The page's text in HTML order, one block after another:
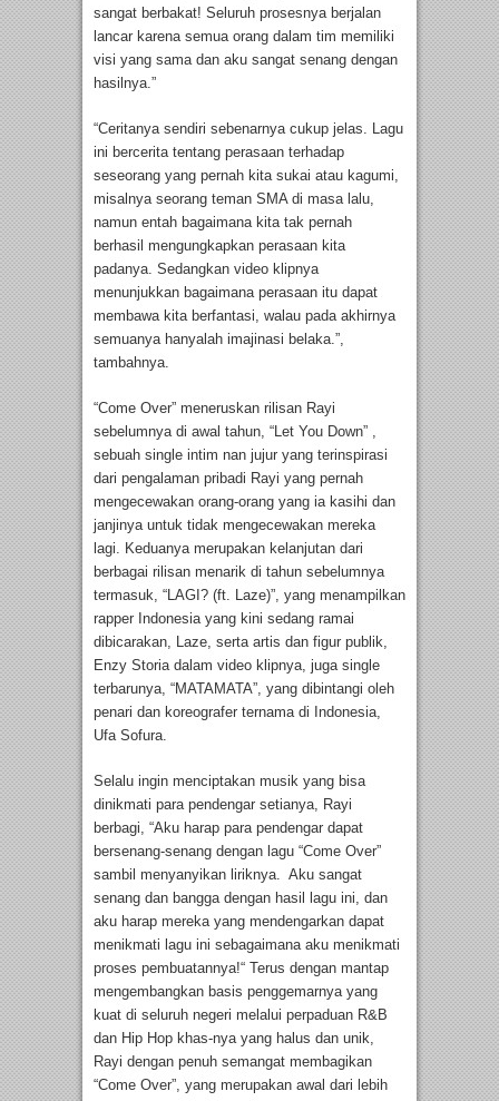
sangat berbakat! Seluruh prosesnya berjalan
lancar karena semua orang dalam tim memiliki
visi yang sama dan aku sangat senang dengan
hasilnya.”
“Ceritanya sendiri sebenarnya cukup jelas. Lagu
ini bercerita tentang perasaan terhadap
seseorang yang pernah kita sukai atau kagumi,
misalnya seorang teman SMA di masa lalu,
namun entah bagaimana kita tak pernah
berhasil mengungkapkan perasaan kita
padanya. Sedangkan video klipnya
menunjukkan bagaimana perasaan itu dapat
membawa kita berfantasi, walau pada akhirnya
semuanya hanyalah imajinasi belaka.”,
tambahnya.
“Come Over” meneruskan rilisan Rayi
sebelumnya di awal tahun, “Let You Down” ,
sebuah single intim nan jujur yang terinspirasi
dari pengalaman pribadi Rayi yang pernah
mengecewakan orang-orang yang ia kasihi dan
janjinya untuk tidak mengecewakan mereka
lagi. Keduanya merupakan kelanjutan dari
berbagai rilisan menarik di tahun sebelumnya
termasuk, “LAGI? (ft. Laze)”, yang menampilkan
rapper Indonesia yang kini sedang ramai
dibicarakan, Laze, serta artis dan figur publik,
Enzy Storia dalam video klipnya, juga single
terbarunya, “MATAMATA”, yang dibintangi oleh
penari dan koreografer ternama di Indonesia,
Ufa Sofura.
Selalu ingin menciptakan musik yang bisa
dinikmati para pendengar setianya, Rayi
berbagi, “Aku harap para pendengar dapat
bersenang-senang dengan lagu “Come Over”
sambil menyanyikan liriknya. Aku sangat
senang dan bangga dengan hasil lagu ini, dan
aku harap mereka yang mendengarkan dapat
menikmati lagu ini sebagaimana aku menikmati
proses pembuatannya!“ Terus dengan mantap
mengembangkan basis penggemarnya yang
kuat di seluruh negeri melalui perpaduan R&B
dan Hip Hop khas-nya yang halus dan unik,
Rayi dengan penuh semangat membagikan
“Come Over”, yang merupakan awal dari lebih